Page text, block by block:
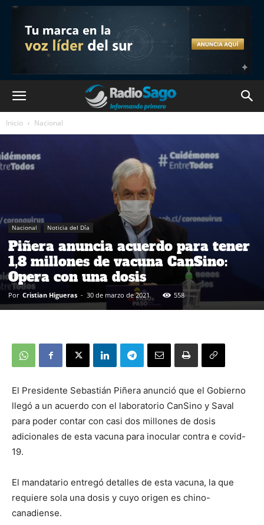
Inicio Nacional
Nacional Noticia del Día
Piñera anuncia acuerdo para tener
1,8 millones de vacuna CanSino:
Opera con una dosis
Por Cristian Higueras - 30 de marzo de 2021 558
El Presidente Sebastián Piñera anunció que el Gobierno
llegó a un acuerdo con el laboratorio CanSino y Saval
para poder contar con casi dos millones de dosis
adicionales de esta vacuna para inocular contra e covid-
19.
El mandatario entregó detalles de esta vacuna, la que
requiere sola una dosis y cuyo origen es chino-
canadiense.